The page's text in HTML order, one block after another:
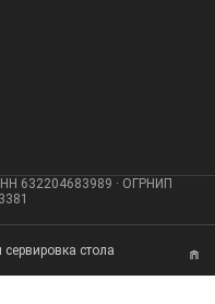
632204683989 · ОГРНИП
стола